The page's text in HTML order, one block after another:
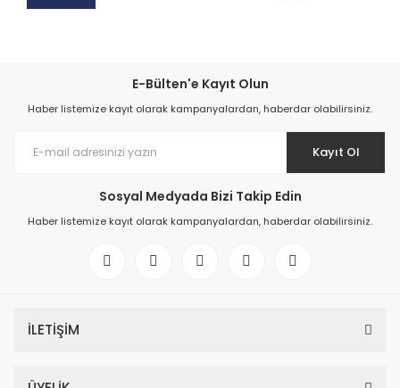
E-Bülten'e Kayıt Olun
Haber listemize kayıt olarak kampanyalardan, haberdar olabilirsiniz.
Kayıt Ol
Sosyal Medyada Bizi Takip Edin
Haber listemize kayıt olarak kampanyalardan, haberdar olabilirsiniz.
İLETİŞİM